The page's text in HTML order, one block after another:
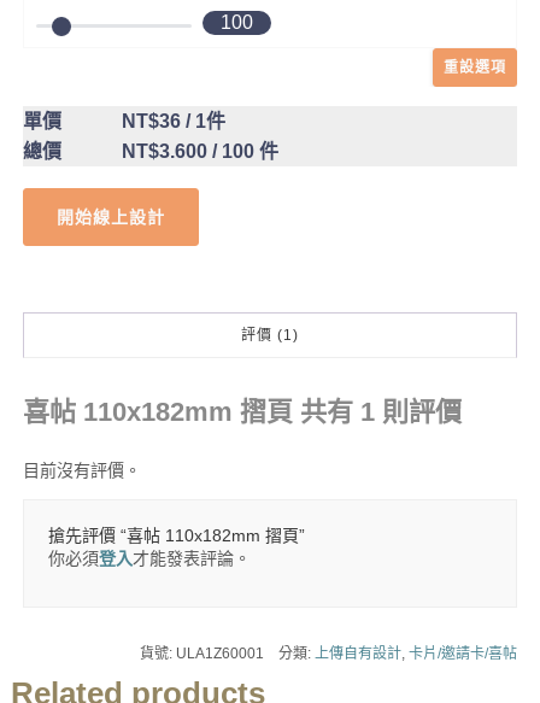
100
重設選項
單價 NT$36/ 1件
總價
NT$3.600/ 100 件
開始線上設計
評價 (1)
喜帖 110x182mm 摺頁 共有 1 則評價
目前沒有評價。
搶先評價 “喜帖 110x182mm 摺頁”
你必須登入才能發表評論。
貨號: ULA1Z60001 分類: 上傳自有設計 ,卡片/邀請卡/喜帖
Related products